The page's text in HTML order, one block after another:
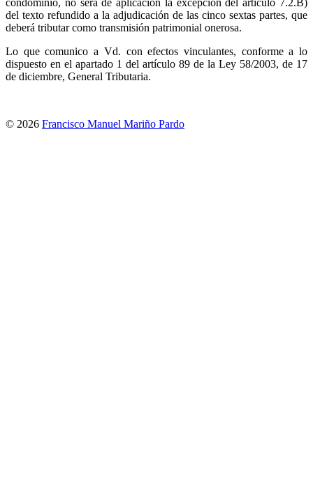
del texto refundido a la adjudicación de las cinco sextas partes, que
deberá tributar como transmisión patrimonial onerosa.
Lo que comunico a Vd. con efectos vinculantes, conforme a lo
dispuesto en el apartado 1 del artículo 89 de la Ley 58/2003, de 17
de diciembre, General Tributaria.
© 2026 Francisco Manuel Mariño Pardo